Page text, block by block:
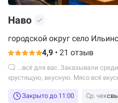
Наво
городской округ село
улица, 10, Красногорск
4,9 • 21 отзыв
хрустящую, вкусную. Мясо всё
Закрыто до 11:00
Ср. чек